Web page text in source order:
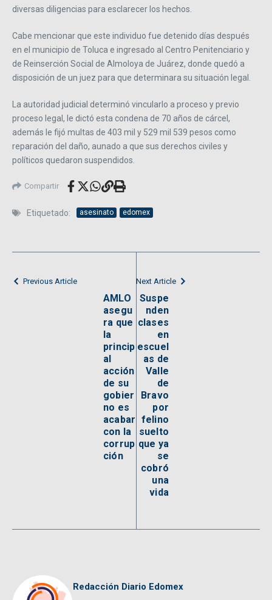
diversas diligencias para esclarecer los hechos.
Cabe mencionar que este individuo fue detenido días después
en el municipio de Toluca e ingresado al Centro Penitenciario y
de Reinserción Social de Almoloya de Juárez, donde quedó a
disposición de un juez para que determinara su situación legal.
La autoridad judicial determinó vincularlo a proceso y previo
proceso legal, le dictó esta condena de 70 años de cárcel,
además le fijó multas de 403 mil y 529 mil 539 pesos como
reparación del daño, aunado a que sus derechos civiles y
políticos quedaron suspendidos.
Compartir
Etiquetado: asesinato edomex
Previous Article
AMLO
asegu
ra que
la
princip
al
acción
de su
gobier
no es
acabar
con la
corrup
ción
Next Article
Suspe
nden
clases
en
escuel
as de
Valle
de
Bravo
por
felino
suelto
que ya
se
cobró
una
vida
Redacción Diario Edomex